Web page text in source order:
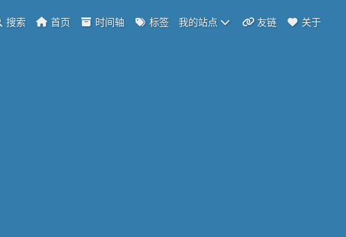
搜索 首页 时间轴 标签 我的站点 友链 关于